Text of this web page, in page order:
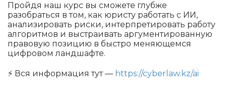
Пройдя наш курс вы сможете глубже
разобраться в том, как юристу работать с ИИ,
анализировать риски, интерпретировать работу
алгоритмов и выстраивать аргументированную
правовую позицию в быстро меняющемся
цифровом ландшафте.
⚡️ Вся информация тут — https://cyberlaw.kz/ai